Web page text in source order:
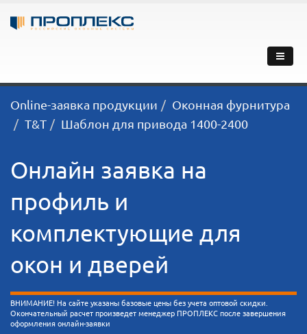
Online-заявка продукции
Оконная фурнитура
T&T
Шаблон для привода 1400-2400
Онлайн заявка на
профиль и
комплектующие для
окон и дверей
ВНИМАНИЕ! На сайте указаны базовые цены без учета оптовой скидки.
Окончательный расчет произведет менеджер ПРОПЛЕКС после завершения
оформления онлайн-заявки